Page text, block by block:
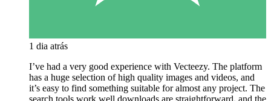
1 dia atrás
I’ve had a very good experience with Vecteezy. The platform
has a huge selection of high quality images and videos, and
it’s easy to find something suitable for almost any project. The
search tools work well downloads are straightforward, and the